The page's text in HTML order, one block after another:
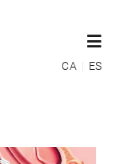
CA ES